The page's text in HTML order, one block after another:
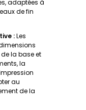
adaptées à
de fin
:Les
la base et
la
au
de la